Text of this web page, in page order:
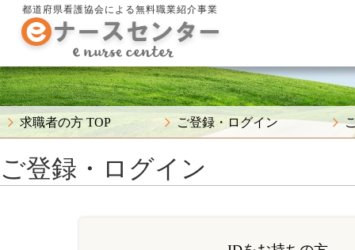
都道府県看護協会による無料職業紹介事業
求職者の方 TOP ご登録・ログイン
ご登録・ログイン